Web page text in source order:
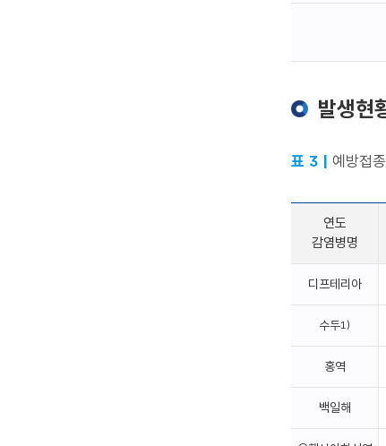
발생현
표 3 |
예방접
연도
감염병명
디프테리아
수두1)
홍역
백일해